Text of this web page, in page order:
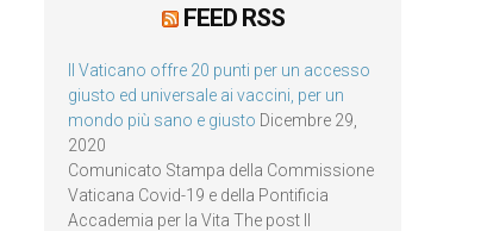
FEED RSS
Il Vaticano offre 20 punti per un accesso
giusto ed universale ai vaccini, per un
mondo più sano e giusto Dicembre 29,
2020
Comunicato Stampa della Commissione
Vaticana Covid-19 e della Pontificia
Accademia per la Vita The post Il